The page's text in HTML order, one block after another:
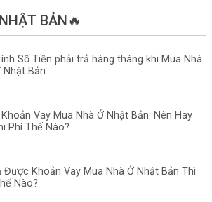
BẢN🔥
Số Tiền phải trả hàng tháng khi Mua Nhà
Nhật Bản
Vay Mua Nhà Ở Nhật Bản: Nên Hay
Phí Thế Nào?
Được Khoản Vay Mua Nhà Ở Nhật Bản Thì
Nào?